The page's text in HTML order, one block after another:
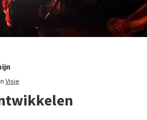
Visie